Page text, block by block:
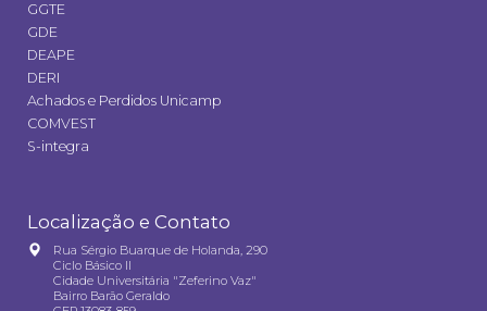
GGTE
GDE
DEAPE
DERI
Achados e Perdidos Unicamp
COMVEST
S-integra
Localização e Contato
Rua Sérgio Buarque de Holanda, 290
Ciclo Básico II
Cidade Universitária "Zeferino Vaz"
Bairro Barão Geraldo